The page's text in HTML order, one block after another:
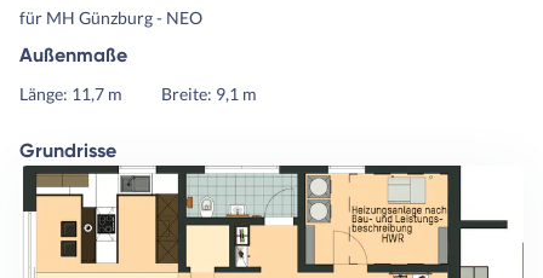
für MH Günzburg - NEO
Außenmaße
Länge: 11,7 m Breite: 9,1 m
Grundrisse